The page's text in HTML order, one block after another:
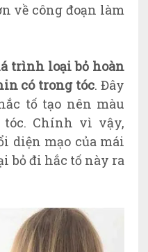
về công đoạn làm
trình loại bỏ hoàn
có trong tóc. Đây
tố tạo nên màu
tóc. Chính vì vậy,
diện mạo của mái
bỏ đi hắc tố này ra